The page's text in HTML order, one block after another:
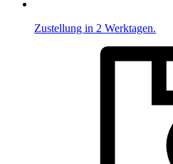
Zustellung in 2 Werktagen.